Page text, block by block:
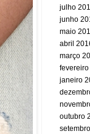
julho
junho
maio
abril
março
janeiro
outubro